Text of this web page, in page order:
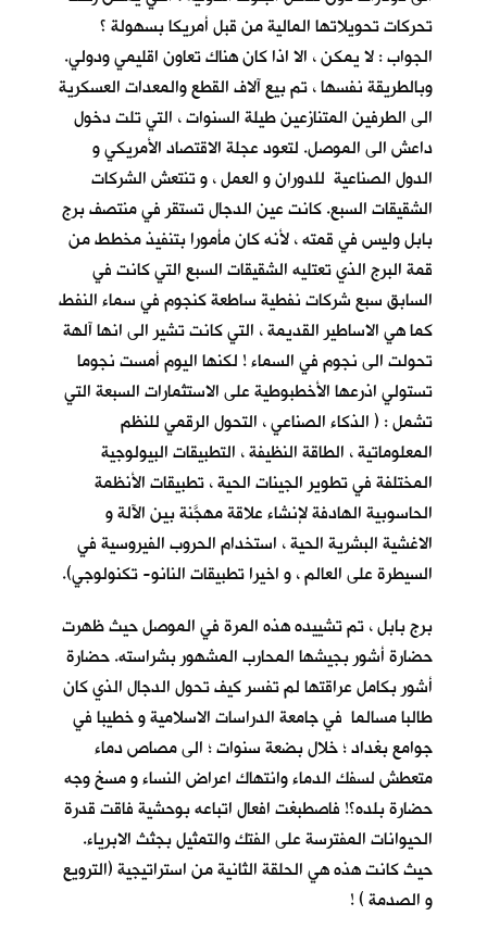
تحركات تحويلاتها المالية من قبل أمريكا بسهولة ؟
الجواب : لا يمكن ، الا اذا كان هناك تعاون اقليمي ودولي.
وبالطريقة نفسها ، تم بيع آلاف القطع والمعدات العسكرية
الى الطرفين المتنازعين طيلة السنوات ، التي تلت دخول
داعش الى الموصل. لتعود عجلة الاقتصاد الأمريكي و
الدول الصناعية للدوران و العمل ، و تنتعش الشركات
الشقيقات السبع. كانت عين الدجال تستقر في منتصف برج
بابل وليس في قمته ، لأنه كان مأمورا بتنفيذ مخطط من
قمة البرج الذي تعتليه الشقيقات السبع التي كانت في
السابق سبع شركات نفطية ساطعة كنجوم في سماء النفط
كما هي الاساطير القديمة ، التي كانت تشير الى انها آلهة
تحولت الى نجوم في السماء ! لكنها اليوم أمست نجوما
تستولي اذرعها الأخطبوطية على الاستثمارات السبعة التي
تشمل : ( الذكاء الصناعي ، التحول الرقمي للنظم
المعلوماتية ، الطاقة النظيفة ، التطبيقات البيولوجية
المختلفة في تطوير الجينات الحية ، تطبيقات الأنظمة
الحاسوبية الهادفة لإنشاء علاقة مهجَّنة بين الآلة و
الاغشية البشرية الحية ، استخدام الحروب الفيروسية في
السيطرة على العالم ، و اخيرا تطبيقات النانو- تكنولوجي).
برج بابل ، تم تشييده هذه المرة في الموصل حيث ظهرت
حضارة أشور بجيشها المحارب المشهور بشراسته. حضارة
أشور بكامل عراقتها لم تفسر كيف تحول الدجال الذي كان
طالبا مسالما في جامعة الدراسات الاسلامية و خطيبا في
جوامع بغداد ؛ خلال بضعة سنوات ؛ الى مصاص دماء
متعطش لسفك الدماء وانتهاك اعراض النساء و مسخ وجه
حضارة بلده؟! فاصطبغت افعال اتباعه بوحشية فاقت قدرة
الحيوانات المفترسة على الفتك والتمثيل بجثث الابرياء.
حيث كانت هذه هي الحلقة الثانية من استراتيجية (الترويع
و الصدمة ) !